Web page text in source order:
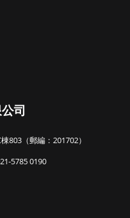
司
803（郵編：201702）
5785 0190